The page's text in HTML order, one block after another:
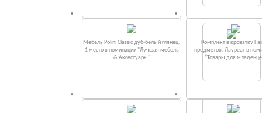
Мебель Polini Classic дуб-белый глянец.
1 место в номинации "Лучшая мебель
& Аксессуары"
Комплект в кроватку
предметов. Лауреат в
“Товары для